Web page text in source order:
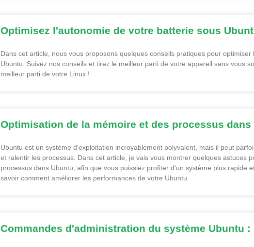
Optimisez l'autonomie de votre batterie sous
Dans cet article, nous vous proposons quelques conseils pratiques pour
Ubuntu. Suivez nos conseils et tirez le meilleur parti de votre appareil sans vous
meilleur parti de votre Linux !
Optimisation de la mémoire et des processus dans
Ubuntu est un système d'exploitation incroyablement polyvalent, mais il peut
et ralentir les processus. Dans cet article, je vais vous montrer quelques astuces
processus dans Ubuntu, afin que vous puissiez profiter d'un système plus rapide
savoir comment améliorer les performances de votre Ubuntu.
Commandes d'administration du système Ubuntu :